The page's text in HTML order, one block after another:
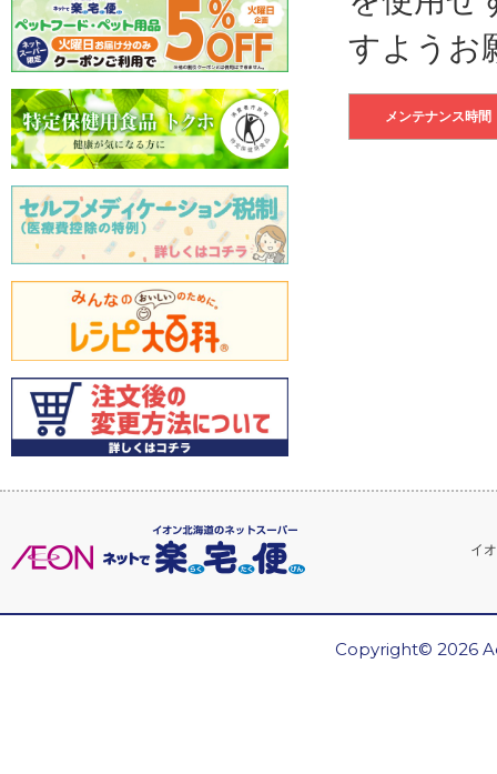
すようお
メンテナンス時間
イ
Copyright© 2026